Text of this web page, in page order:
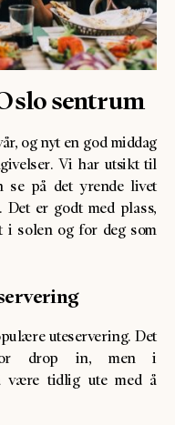
sentrum
og nyt en god middag
Vi har utsikt til
se på det yrende livet
er godt med plass,
i solen og for deg som
uteservering. Det
drop in, men i
være tidlig ute med å